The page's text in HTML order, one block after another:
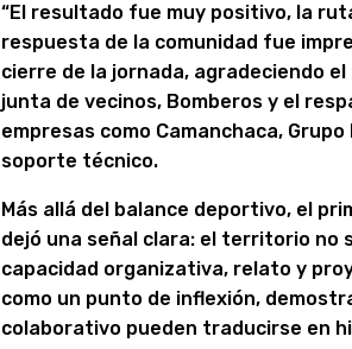
“El resultado fue muy positivo, la
respuesta de la comunidad fue
cierre de la jornada, agradeciendo
junta de vecinos, Bomberos y el
empresas como Camanchaca,
soporte técnico.
Más allá del balance deportivo, el
dejó una señal clara: el territorio no
capacidad organizativa, relato y
como un punto de inflexión,
colaborativo pueden traducirse en